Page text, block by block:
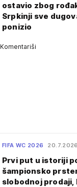
ostavio zbog
Srpkinji sve
ponizio
Komentariši
FIFA WC 2026
Prvi put u istoriji
šampionsko
slobodnoj